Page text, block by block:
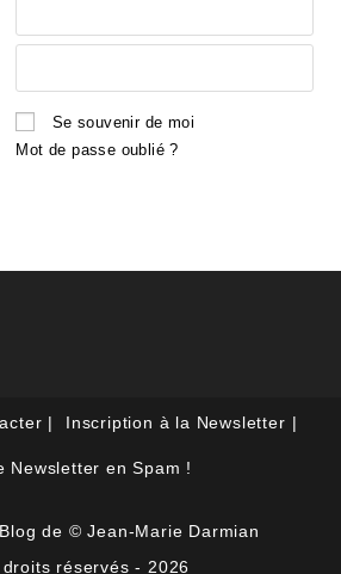
Se souvenir de moi
Mot de passe oublié ?
Inscription à la Newsletter
Newsletter en Spam !
de © Jean-Marie Darmian
droits réservés - 2026